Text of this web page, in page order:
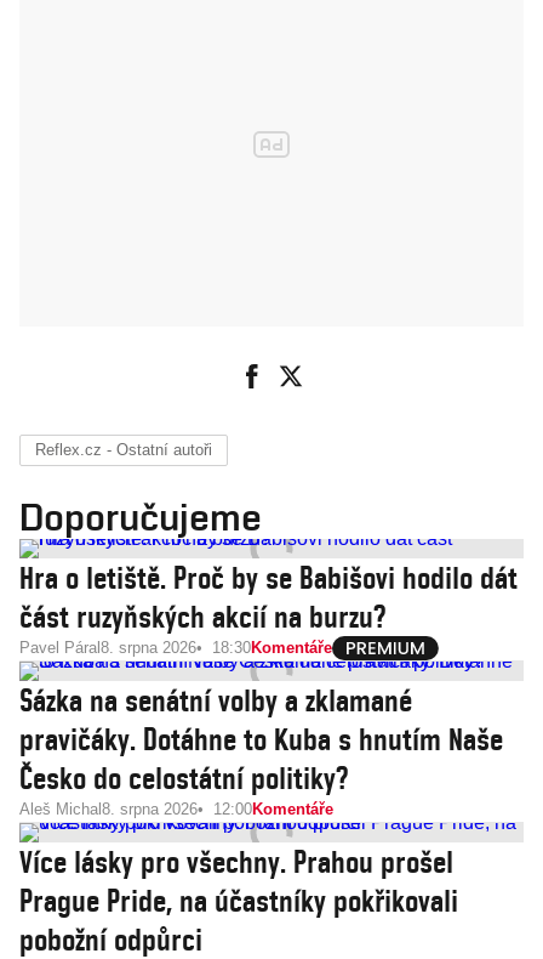
Reflex.cz - Ostatní autoři
Doporučujeme
Hra o letiště. Proč by se Babišovi hodilo dát
část ruzyňských akcií na burzu?
Pavel Páral 8. srpna 2026 18:30Komentáře
Sázka na senátní volby a zklamané
pravičáky. Dotáhne to Kuba s hnutím Naše
Česko do celostátní politiky?
Aleš Michal 8. srpna 2026 12:00Komentáře
Více lásky pro všechny. Prahou prošel
Prague Pride, na účastníky pokřikovali
pobožní odpůrci